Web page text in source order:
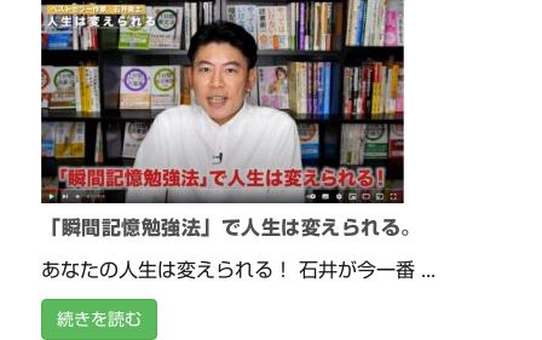
「瞬間記憶勉強法」で人生は変えられる。
あなたの人生は変えられる！ 石井が今一番 ...
続きを読む